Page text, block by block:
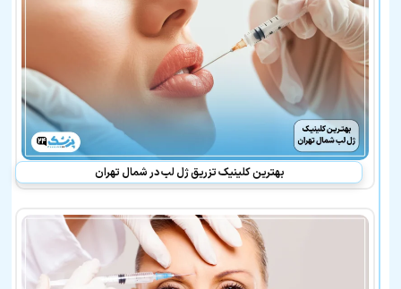
بهترین کلینیک تزریق ژل لب در شمال تهران